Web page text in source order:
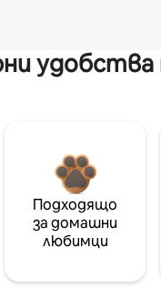
Подходящо
за домашни
любимци